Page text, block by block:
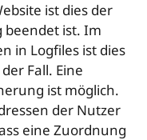
ist dies der
beendet ist. Im
in Logfiles ist dies
Fall. Eine
ist möglich.
der Nutzer
eine Zuordnung